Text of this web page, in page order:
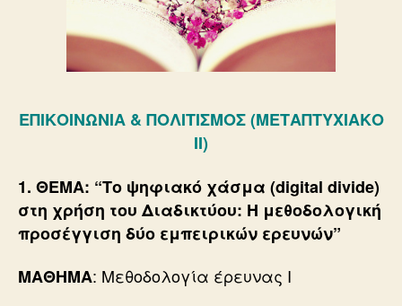
ΕΠΙΚΟΙΝΩΝΙΑ & ΠΟΛΙΤΙΣΜΟΣ (ΜΕΤΑΠΤΥΧΙΑΚΟ
ΙΙ)
1. ΘΕΜΑ: “Το ψηφιακό χάσμα (digital divide)
στη χρήση του Διαδικτύου: Η μεθοδολογική
προσέγγιση δύο εμπειρικών ερευνών”
ΜΑΘΗΜΑ: Μεθοδολογία έρευνας Ι